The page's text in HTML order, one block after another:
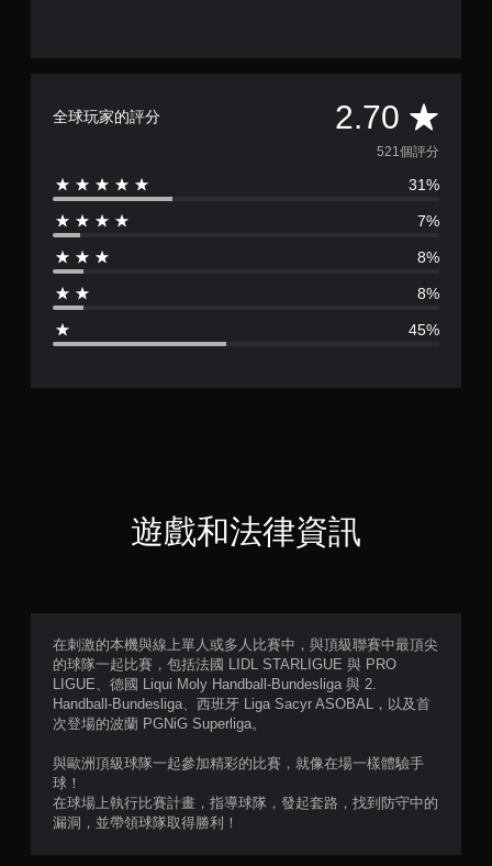
全球玩家的評分 2.70 平
均
評
分
2
7
5
）
，
共
521個評分
31%
7%
8%
8%
45%
遊戲和法律資訊
在刺激的本機與線上單人或多人比賽中，與頂級聯賽中最頂尖
的球隊一起比賽，包括法國 LIDL STARLIGUE 與 PRO
LIGUE、德國 Liqui Moly Handball-Bundesliga 與 2.
Handball-Bundesliga、西班牙 Liga Sacyr ASOBAL，以及首
次登場的波蘭 PGNiG Superliga。
與歐洲頂級球隊一起參加精彩的比賽，就像在場一樣體驗手
球！
在球場上執行比賽計畫，指導球隊，發起套路，找到防守中的
漏洞，並帶領球隊取得勝利！